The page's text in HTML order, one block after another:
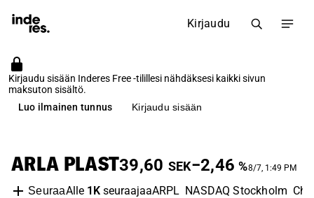
Kirjaudu
Kirjaudu sisään Inderes Free -tilillesi nähdäksesi kaikki sivun
maksuton sisältö.
Luo ilmainen tunnus
Kirjaudu sisään
ARLA PLAST39,60 SEK−2,46 %8/7, 1:49 PM
SeuraaAlle 1KseuraajaaARPL NASDAQ Stockholm